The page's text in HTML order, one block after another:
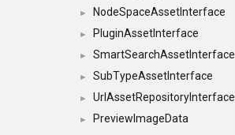
► NodeSpaceAssetInterface
► PluginAssetInterface
► SmartSearchAssetInterface
► SubTypeAssetInterface
► UrlAssetRepositoryInterface
►
PreviewImageData